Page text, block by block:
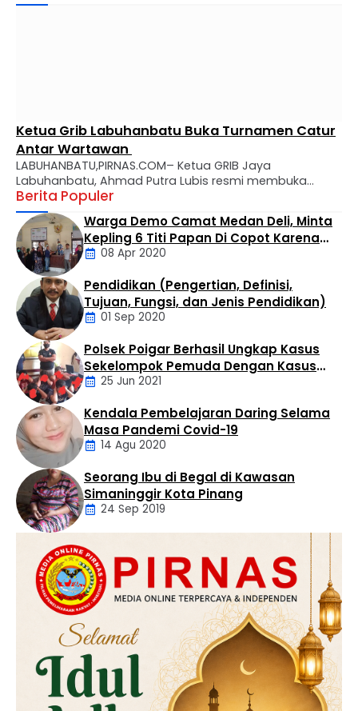
Ketua Grib Labuhanbatu Buka Turnamen Catur
Antar Wartawan
LABUHANBATU,PIRNAS.COM– Ketua GRIB Jaya
Labuhanbatu, Ahmad Putra Lubis resmi membuka
turnamen catur antar wartawan yang dilaksanakan di
Cafe Marsuo Jalan Aek Tapa Rantauprapat pada
Sabtu pagi (8/8/2026). Turnamen catur ini untuk
menyambut HUT RI ke-81 dan diikuti oleh 42 peserta dari
berbagai media. “Menyambut HUT RI, mari kita
tingkatkan silaturahmi dan sportifitas olahraga,” kata
Putra …
Berita Populer
Daerah
Warga Demo Camat Medan Deli, Minta
Kepling 6 Titi Papan Di Copot Karena
Tak Perduli Sama Warganya
08 Apr 2020
Artikel
Pendidikan (Pengertian, Definisi,
Tujuan, Fungsi, dan Jenis Pendidikan)
01 Sep 2020
Daerah
Polsek Poigar Berhasil Ungkap Kasus
Sekelompok Pemuda Dengan Kasus
Pencabulan
25 Jun 2021
Artikel
Kendala Pembelajaran Daring Selama
Masa Pandemi Covid-19
14 Agu 2020
Daerah
Hukum
Kriminal
Labusel
Seorang Ibu di Begal di Kawasan
Simaninggir Kota Pinang
24 Sep 2019